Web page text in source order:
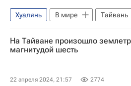
Хуалянь В мире Тайвань
На Тайване произошло
магнитудой шесть
22 апреля 2024, 21:57 2774